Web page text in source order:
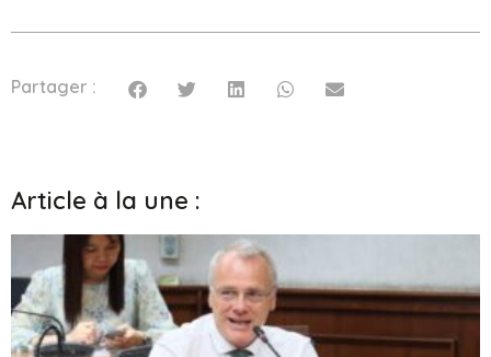
Partager :
Article à la une :